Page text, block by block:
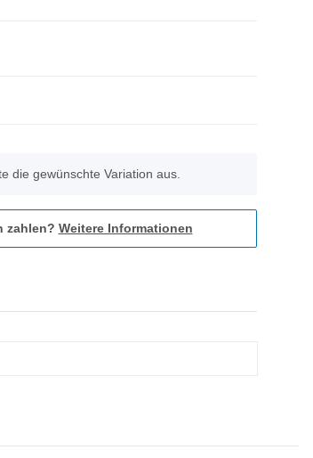
die gewünschte Variation aus.
zahlen? Weitere Informationen